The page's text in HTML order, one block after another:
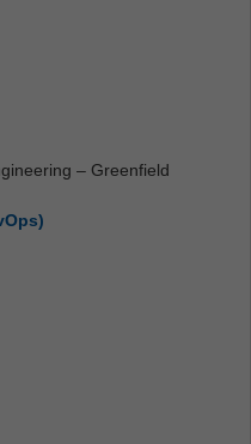
– Greenfield